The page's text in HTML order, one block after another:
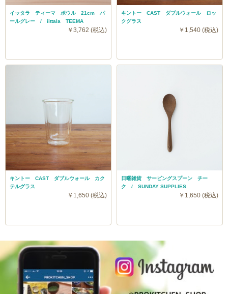
イッタラ ティーマ ボウル 21cm パ
ールグレー / iittala TEEMA
￥3,762 (税込)
キントー CAST ダブルウォール ロッ
クグラス
￥1,540 (税込)
キントー CAST ダブルウォール カク
テルグラス
￥1,650 (税込)
日曜雑貨 サービングスプーン チー
ク / SUNDAY SUPPLIES
￥1,650 (税込)